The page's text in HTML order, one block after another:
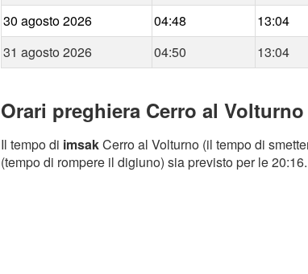
30 agosto 2026
04:48 13:04
31 agosto 2026
04:50 13:04
Orari preghiera Cerro al
Il tempo di imsakCerro al Volturno (il tempo di
(tempo di rompere il digiuno) sia previsto per le 20:16.